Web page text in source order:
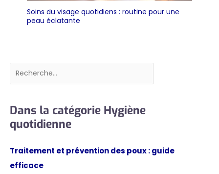
Soins du visage quotidiens : routine pour une
peau éclatante
Rechercher
Dans la catégorie Hygiène
quotidienne
Traitement et prévention des poux : guide
efficace